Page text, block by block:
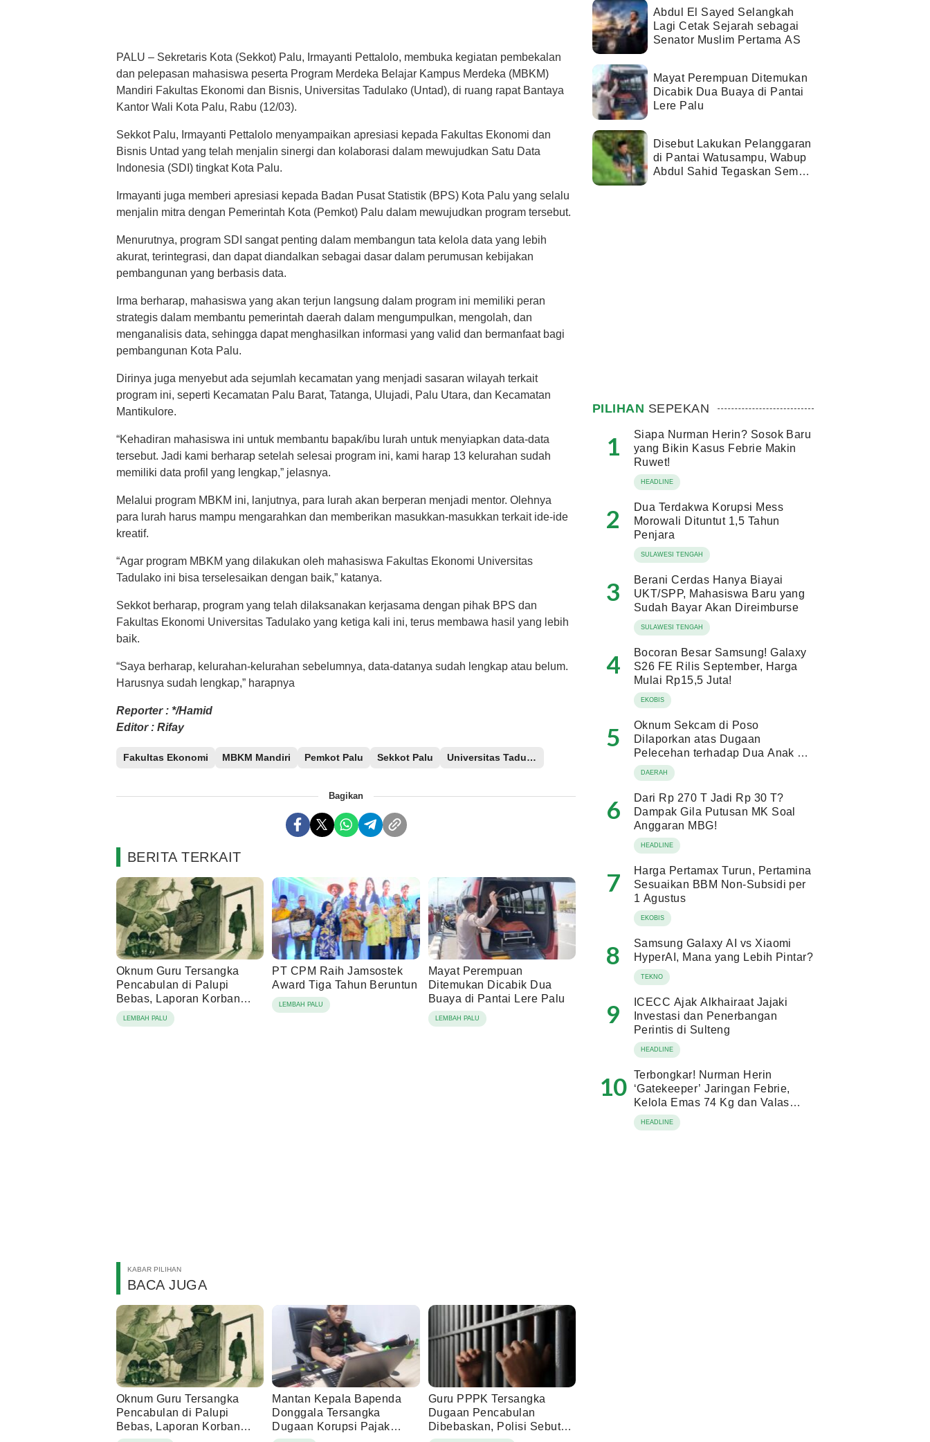
PALU – Sekretaris Kota (Sekkot) Palu, Irmayanti Pettalolo, membuka kegiatan pembekalan
dan pelepasan mahasiswa peserta Program Merdeka Belajar Kampus Merdeka (MBKM)
Mandiri Fakultas Ekonomi dan Bisnis, Universitas Tadulako (Untad), di ruang rapat Bantaya
Kantor Wali Kota Palu, Rabu (12/03).
Sekkot Palu, Irmayanti Pettalolo menyampaikan apresiasi kepada Fakultas Ekonomi dan
Bisnis Untad yang telah menjalin sinergi dan kolaborasi dalam mewujudkan Satu Data
Indonesia (SDI) tingkat Kota Palu.
Irmayanti juga memberi apresiasi kepada Badan Pusat Statistik (BPS) Kota Palu yang selalu
menjalin mitra dengan Pemerintah Kota (Pemkot) Palu dalam mewujudkan program tersebut.
Menurutnya, program SDI sangat penting dalam membangun tata kelola data yang lebih
akurat, terintegrasi, dan dapat diandalkan sebagai dasar dalam perumusan kebijakan
pembangunan yang berbasis data.
Irma berharap, mahasiswa yang akan terjun langsung dalam program ini memiliki peran
strategis dalam membantu pemerintah daerah dalam mengumpulkan, mengolah, dan
menganalisis data, sehingga dapat menghasilkan informasi yang valid dan bermanfaat bagi
pembangunan Kota Palu.
Dirinya juga menyebut ada sejumlah kecamatan yang menjadi sasaran wilayah terkait
program ini, seperti Kecamatan Palu Barat, Tatanga, Ulujadi, Palu Utara, dan Kecamatan
Mantikulore.
“Kehadiran mahasiswa ini untuk membantu bapak/ibu lurah untuk menyiapkan data-data
tersebut. Jadi kami berharap setelah selesai program ini, kami harap 13 kelurahan sudah
memiliki data profil yang lengkap,” jelasnya.
Melalui program MBKM ini, lanjutnya, para lurah akan berperan menjadi mentor. Olehnya
para lurah harus mampu mengarahkan dan memberikan masukkan-masukkan terkait ide-ide
kreatif.
“Agar program MBKM yang dilakukan oleh mahasiswa Fakultas Ekonomi Universitas
Tadulako ini bisa terselesaikan dengan baik,” katanya.
Sekkot berharap, program yang telah dilaksanakan kerjasama dengan pihak BPS dan
Fakultas Ekonomi Universitas Tadulako yang ketiga kali ini, terus membawa hasil yang lebih
baik.
“Saya berharap, kelurahan-kelurahan sebelumnya, data-datanya sudah lengkap atau belum.
Harusnya sudah lengkap,” harapnya
Reporter : */Hamid
Editor : Rifay
Fakultas Ekonomi MBKM Mandiri Pemkot Palu Sekkot Palu Universitas Tadulako
Bagikan
BERITA TERKAIT
Oknum Guru Tersangka
Pencabulan di Palupi
Bebas, Laporan Korban
Dicabut Setelah Mediasi
LEMBAH PALU
PT CPM Raih Jamsostek
Award Tiga Tahun Beruntun
LEMBAH PALU
Mayat Perempuan
Ditemukan Dicabik Dua
Buaya di Pantai Lere Palu
LEMBAH PALU
KABAR PILIHAN
BACA JUGA
Oknum Guru Tersangka
Pencabulan di Palupi
Bebas, Laporan Korban
Mantan Kepala Bapenda
Donggala Tersangka
Dugaan Korupsi Pajak
Guru PPPK Tersangka
Dugaan Pencabulan
Dibebaskan, Polisi Sebut
Abdul El Sayed Selangkah
Lagi Cetak Sejarah sebagai
Senator Muslim Pertama AS
Mayat Perempuan Ditemukan
Dicabik Dua Buaya di Pantai
Lere Palu
Disebut Lakukan Pelanggaran
di Pantai Watusampu, Wabup
Abdul Sahid Tegaskan Semua
PILIHAN SEPEKAN
1
Siapa Nurman Herin? Sosok Baru
yang Bikin Kasus Febrie Makin
Ruwet!
HEADLINE
2
Dua Terdakwa Korupsi Mess
Morowali Dituntut 1,5 Tahun
Penjara
SULAWESI TENGAH
3
Berani Cerdas Hanya Biayai
UKT/SPP, Mahasiswa Baru yang
Sudah Bayar Akan Direimburse
SULAWESI TENGAH
4
Bocoran Besar Samsung! Galaxy
S26 FE Rilis September, Harga
Mulai Rp15,5 Juta!
EKOBIS
5
Oknum Sekcam di Poso
Dilaporkan atas Dugaan
Pelecehan terhadap Dua Anak di
Bawah Umur
DAERAH
6
Dari Rp 270 T Jadi Rp 30 T?
Dampak Gila Putusan MK Soal
Anggaran MBG!
HEADLINE
7
Harga Pertamax Turun, Pertamina
Sesuaikan BBM Non-Subsidi per
1 Agustus
EKOBIS
8
Samsung Galaxy AI vs Xiaomi
HyperAI, Mana yang Lebih Pintar?
TEKNO
9
ICECC Ajak Alkhairaat Jajaki
Investasi dan Penerbangan
Perintis di Sulteng
HEADLINE
10 Terbongkar! Nurman Herin
‘Gatekeeper’ Jaringan Febrie,
Kelola Emas 74 Kg dan Valas
Ratusan Miliar!
HEADLINE